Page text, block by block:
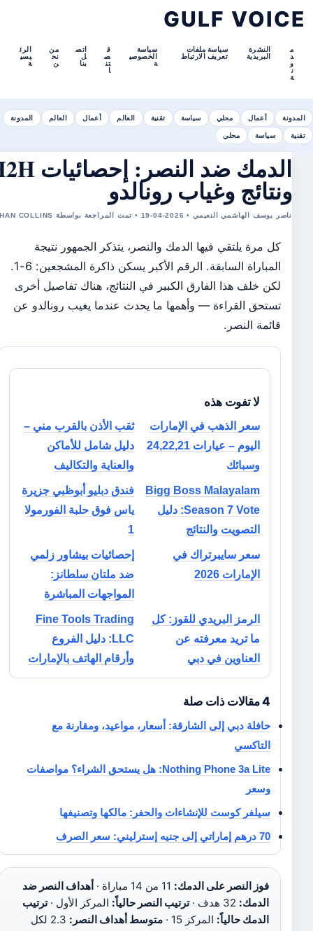
GULF
سياسة
الخصوصي
سياسة ملفات
تعريف الارتباط
النشرة
البريدية
أعمال محلي سياسة تقنية العالم أعمال العالم المدونة
سياسة محلي
الدمك ضد النصر: إحصائيات H2H
ونتائج وغياب رونالدو
ناصر يوسف الهاشمي النعيمي • 2026-04-19 • تمت المراجعة بواسطة ETHAN COLLINS
كل مرة يلتقي فيها الدمك والنصر، يتذكر الجمهور نتيجة
المباراة السابقة. الرقم الأكبر يسكن ذاكرة المشجعين: 6-1.
لكن خلف هذا الفارق الكبير في النتائج، هناك تفاصيل أخرى
تستحق القراءة — وأهمها ما يحدث عندما يغيب رونالدو عن
قائمة النصر.
لا تفوت هذه
سعر الذهب في الإمارات
اليوم – عيارات 24,22,21
وسبائك
ثقب الأذن بالقرب مني –
دليل شامل للأماكن
والعناية والتكاليف
Bigg Boss Malayalam
Season 7 Vote: دليل
التصويت والنتائج
فندق دبليو أبوظبي جزيرة
ياس فوق حلبة الفورمولا
سعر سايبرتراك في
الإمارات 2026
إحصائيات بيشاور زلمي
ضد ملتان سلطانز:
المواجهات المباشرة
الرمز البريدي للقوز: كل
ما تريد معرفته عن
العناوين في دبي
Fine Tools Trading
LLC: دليل الفروع
وأرقام الهاتف بالإمارات
حافلة دبي إلى الشارقة: أسعار، مواعيد، ومقارنة مع
التاكسي
Nothing Phone 3a Lite: هل يستحق الشراء؟ مواصفات
وسعر
سيلفر كوست للإنشاءات والحفر: مالكها وتصنيفها
70 درهم إماراتي إلى جنيه إسترليني: سعر الصرف
فوز النصر على الدمك:11 من 14 مباراة ·
أهداف النصر ضد
الدمك:32 هدف · ترتيب النصر حالياً:المركز الأول · ترتيب
الدمك حالياً:المركز 15 · متوسط أهداف النصر:
2.3 لكل